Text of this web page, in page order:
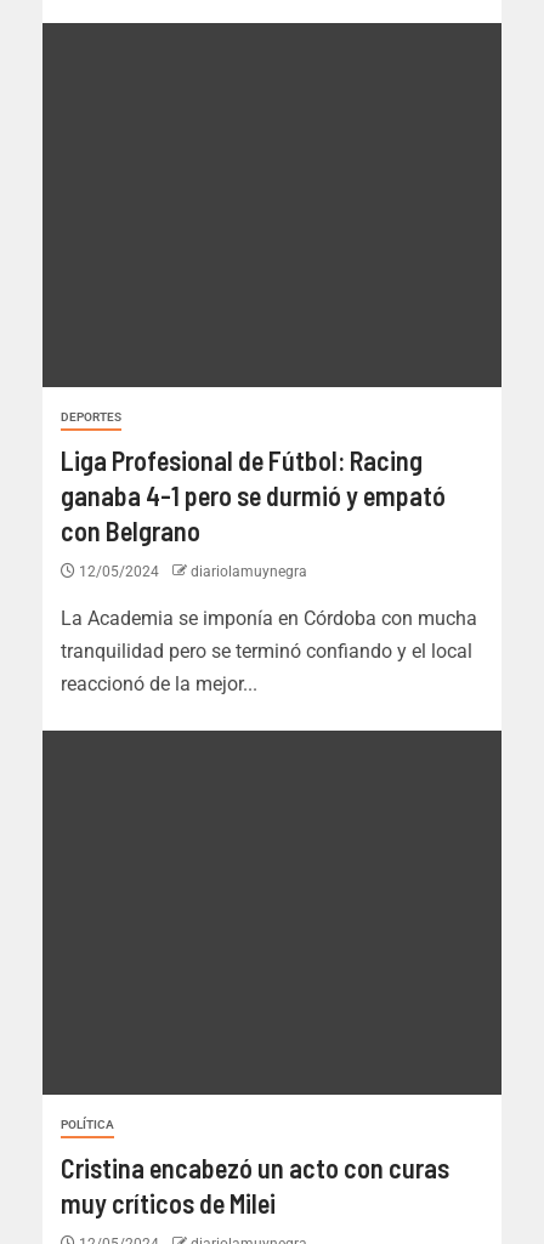
DEPORTES
Liga Profesional de Fútbol: Racing
ganaba 4-1 pero se durmió y empató
con Belgrano
12/05/2024 diariolamuynegra
La Academia se imponía en Córdoba con mucha
tranquilidad pero se terminó confiando y el local
reaccionó de la mejor...
POLÍTICA
Cristina encabezó un acto con curas
muy críticos de Milei